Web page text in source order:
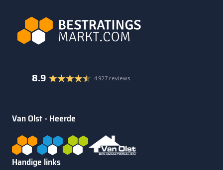
8.9 4.927 reviews
Van Olst - Heerde
Handige links